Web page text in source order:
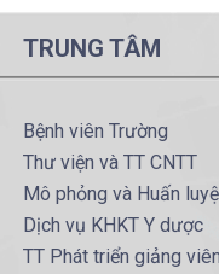
TRUNG TÂM
Bệnh viên Trường
Thư viện và TT CNTT
Mô phỏng và Huấn
Dịch vụ KHKT Y dược
TT Phát triển giảng